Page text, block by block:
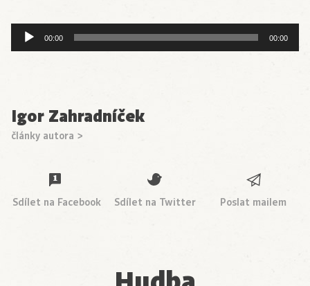
Audio
přehrávač
00:00 00:00
Igor Zahradníček
články autora >
Sdílet na Facebook Sdílet na Twitter Poslat mailem